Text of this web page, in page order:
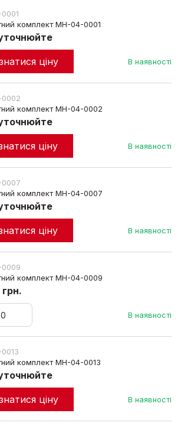
комплект MH-04-0001
В наявності
ціну
комплект MH-04-0002
В наявності
ціну
комплект MH-04-0007
В наявності
ціну
комплект MH-04-0009
В наявності
комплект MH-04-0013
В наявності
ціну